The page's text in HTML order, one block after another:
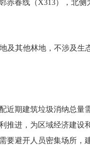
春线（X313），北侧
其他林地，不涉及生
期建筑垃圾消纳总量
进，为区域经济建设
避开人员密集场所，